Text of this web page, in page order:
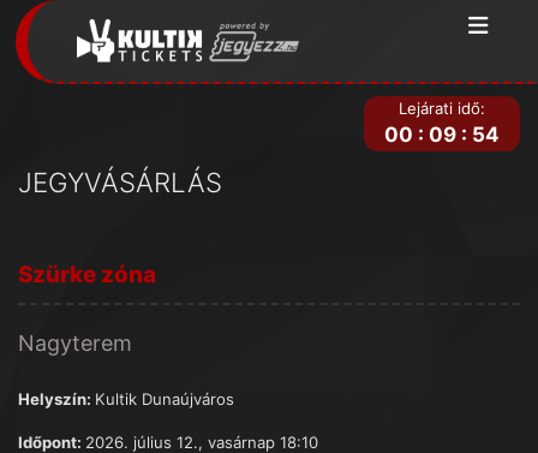
JEGYVÁSÁRLÁS
Lejárati idő:
00 : 09 : 54
Szürke zóna
Nagyterem
Helyszín: Kultik Dunaújváros
Időpont: 2026. július 12., vasárnap 18:10